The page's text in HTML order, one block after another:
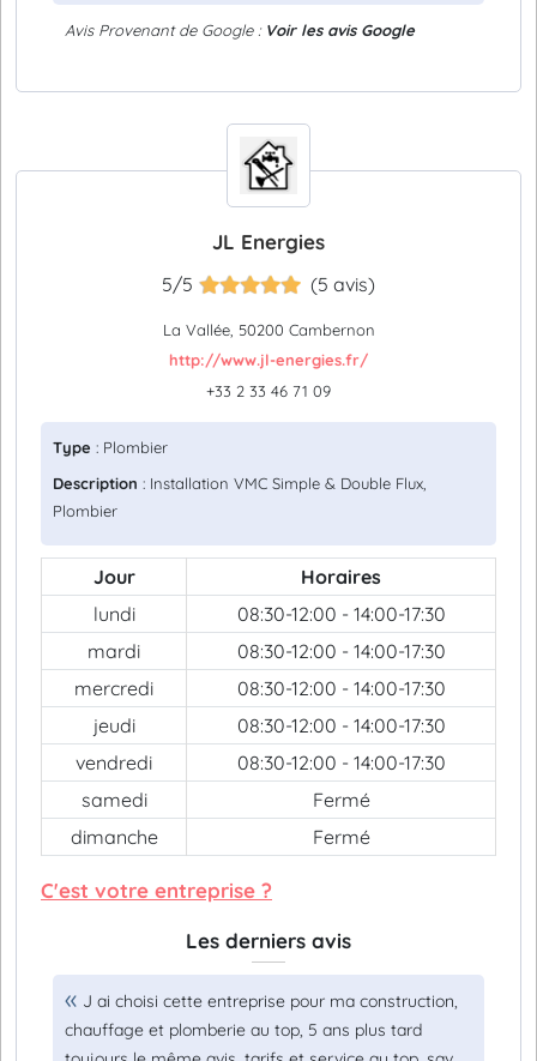
Avis Provenant de Google : Voir les avis Google
JL Energies
5/5 (5 avis)
La Vallée, 50200 Cambernon
http://www.jl-energies.fr/
+33 2 33 46 71 09
Type : Plombier
Description : Installation VMC Simple & Double Flux,
Plombier
Jour
Horaires
lundi
08:30-12:00 - 14:00-17:30
mardi
08:30-12:00 - 14:00-17:30
mercredi
08:30-12:00 - 14:00-17:30
jeudi
08:30-12:00 - 14:00-17:30
vendredi
08:30-12:00 - 14:00-17:30
samedi
Fermé
dimanche
Fermé
C'est votre entreprise ?
Les derniers avis
J ai choisi cette entreprise pour ma construction,
chauffage et plomberie au top, 5 ans plus tard